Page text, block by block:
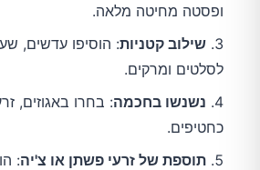
ופסטה מחיטה מלאה.
שילוב קטניות: הוסיפו עדשים,
לסלטים ומרקים.
נשנשו בחכמה: בחרו באגוזים,
כחטיפים.
תוספת של זרעי פשתן או צ'יה: